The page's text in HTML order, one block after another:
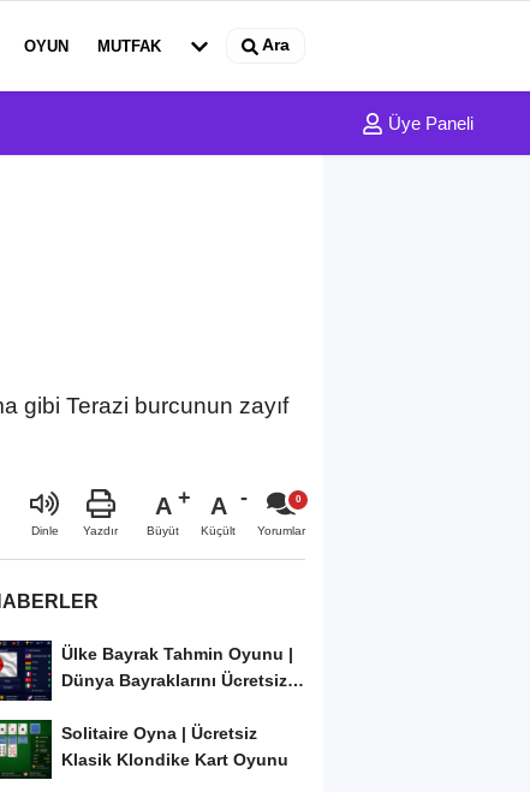
OYUN MUTFAK Ara
Üye Paneli
gibi Terazi burcunun zayıf
Dinle Yazdır
A
Büyüt
A
Küçült Yorumlar
Ülke Bayrak Tahmin Oyunu |
Dünya Bayraklarını Ücretsiz
Solitaire Oyna | Ücretsiz
Klasik Klondike Kart Oyunu